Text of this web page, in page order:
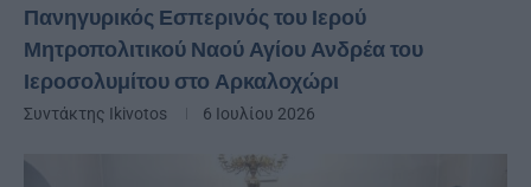
Πανηγυρικός Εσπερινός του Ιερού
Μητροπολιτικού Ναού Αγίου Ανδρέα του
Ιεροσολυμίτου στο Αρκαλοχώρι
Συντάκτης Ikivotos 6 Ιουλίου 2026